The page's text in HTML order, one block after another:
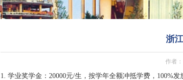
浙
作者：
1. 学业奖学金：20000元/生，按学年全额冲抵学费，100%